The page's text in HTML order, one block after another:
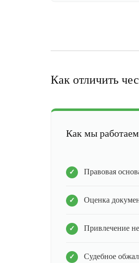
Как отличить
Как мы
Правовая
Оценка
Привлечение
Судебное